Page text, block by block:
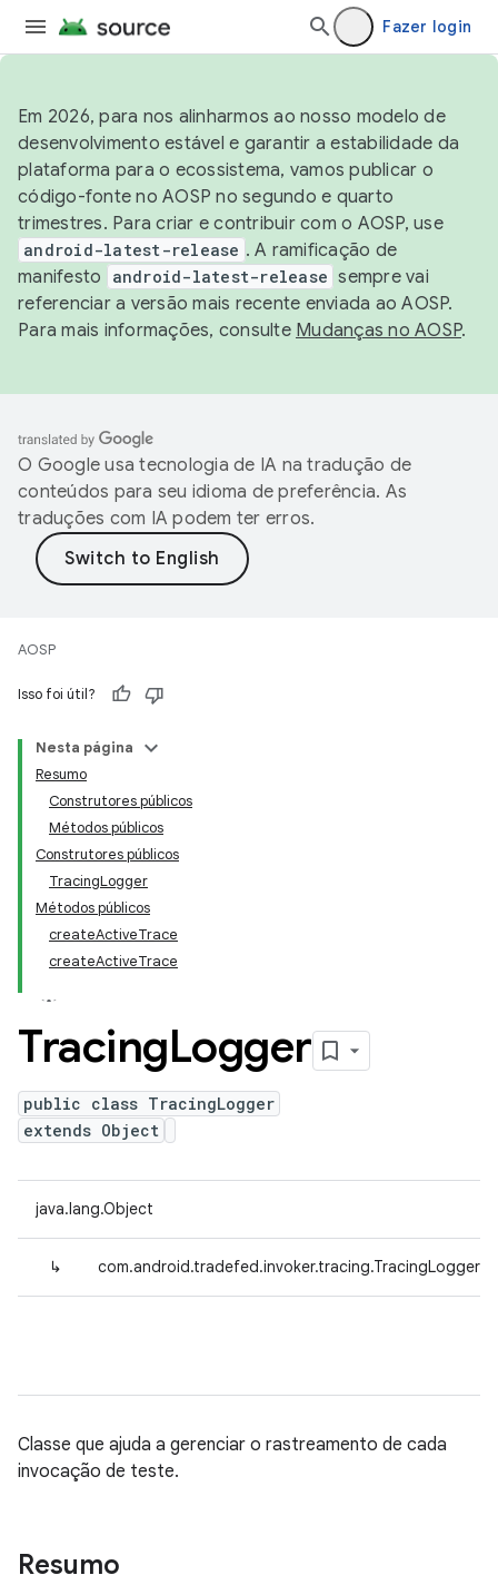
Fazer login
Em 2026, para nos alinharmos ao nosso modelo de
desenvolvimento estável e garantir a estabilidade da
plataforma para o ecossistema, vamos publicar o
código-fonte no AOSP no segundo e quarto
trimestres. Para criar e contribuir com o AOSP, use
android-latest-release . A ramificação de
manifesto
android-latest-release sempre vai
referenciar a versão mais recente enviada ao AOSP.
Para mais informações, consulte Mudanças no AOSP.
O Google usa tecnologia de IA na tradução de
conteúdos para seu idioma de preferência. As
traduções com IA podem ter erros.
AOSP
Isso foi útil?
Nesta página
Resumo
Construtores públicos
Métodos públicos
Construtores públicos
TracingLogger
Métodos públicos
createActiveTrace
createActiveTrace
TracingLogger
public class TracingLogger
extends Object
java.lang.Object
↳ com.android.tradefed.invoker.tracing.TracingLogger
Classe que ajuda a gerenciar o rastreamento de cada
invocação de teste.
Resumo